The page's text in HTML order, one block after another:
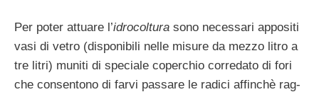
Per poter attuare l’idrocoltura sono necessa­ri appositi
vasi di vetro (disponibili nelle mi­sure da mezzo litro a
tre litri) muniti di spe­ciale coperchio corredato di fori
che con­sentono di farvi passare le radici affinchè rag­